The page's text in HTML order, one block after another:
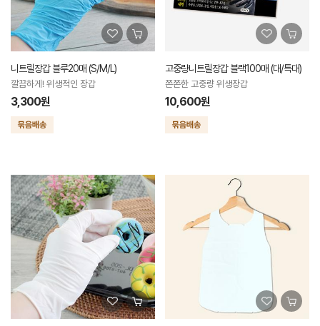
니트릴장갑 블루20매 (S/M/L)
깔끔하게! 위생적인 장갑
3,300원
고중량니트릴장갑 블랙100매 (대/특대)
쫀쫀한 고중량 위생장갑
10,600원